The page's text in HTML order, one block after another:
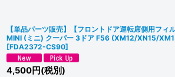
【単品パーツ販売】【フロントドア運転席側用フ
MINI (ミニ) クーパー 3ドア F56 (XM12/XN15/
[FDA2372-CS90]
4,500円(税別)